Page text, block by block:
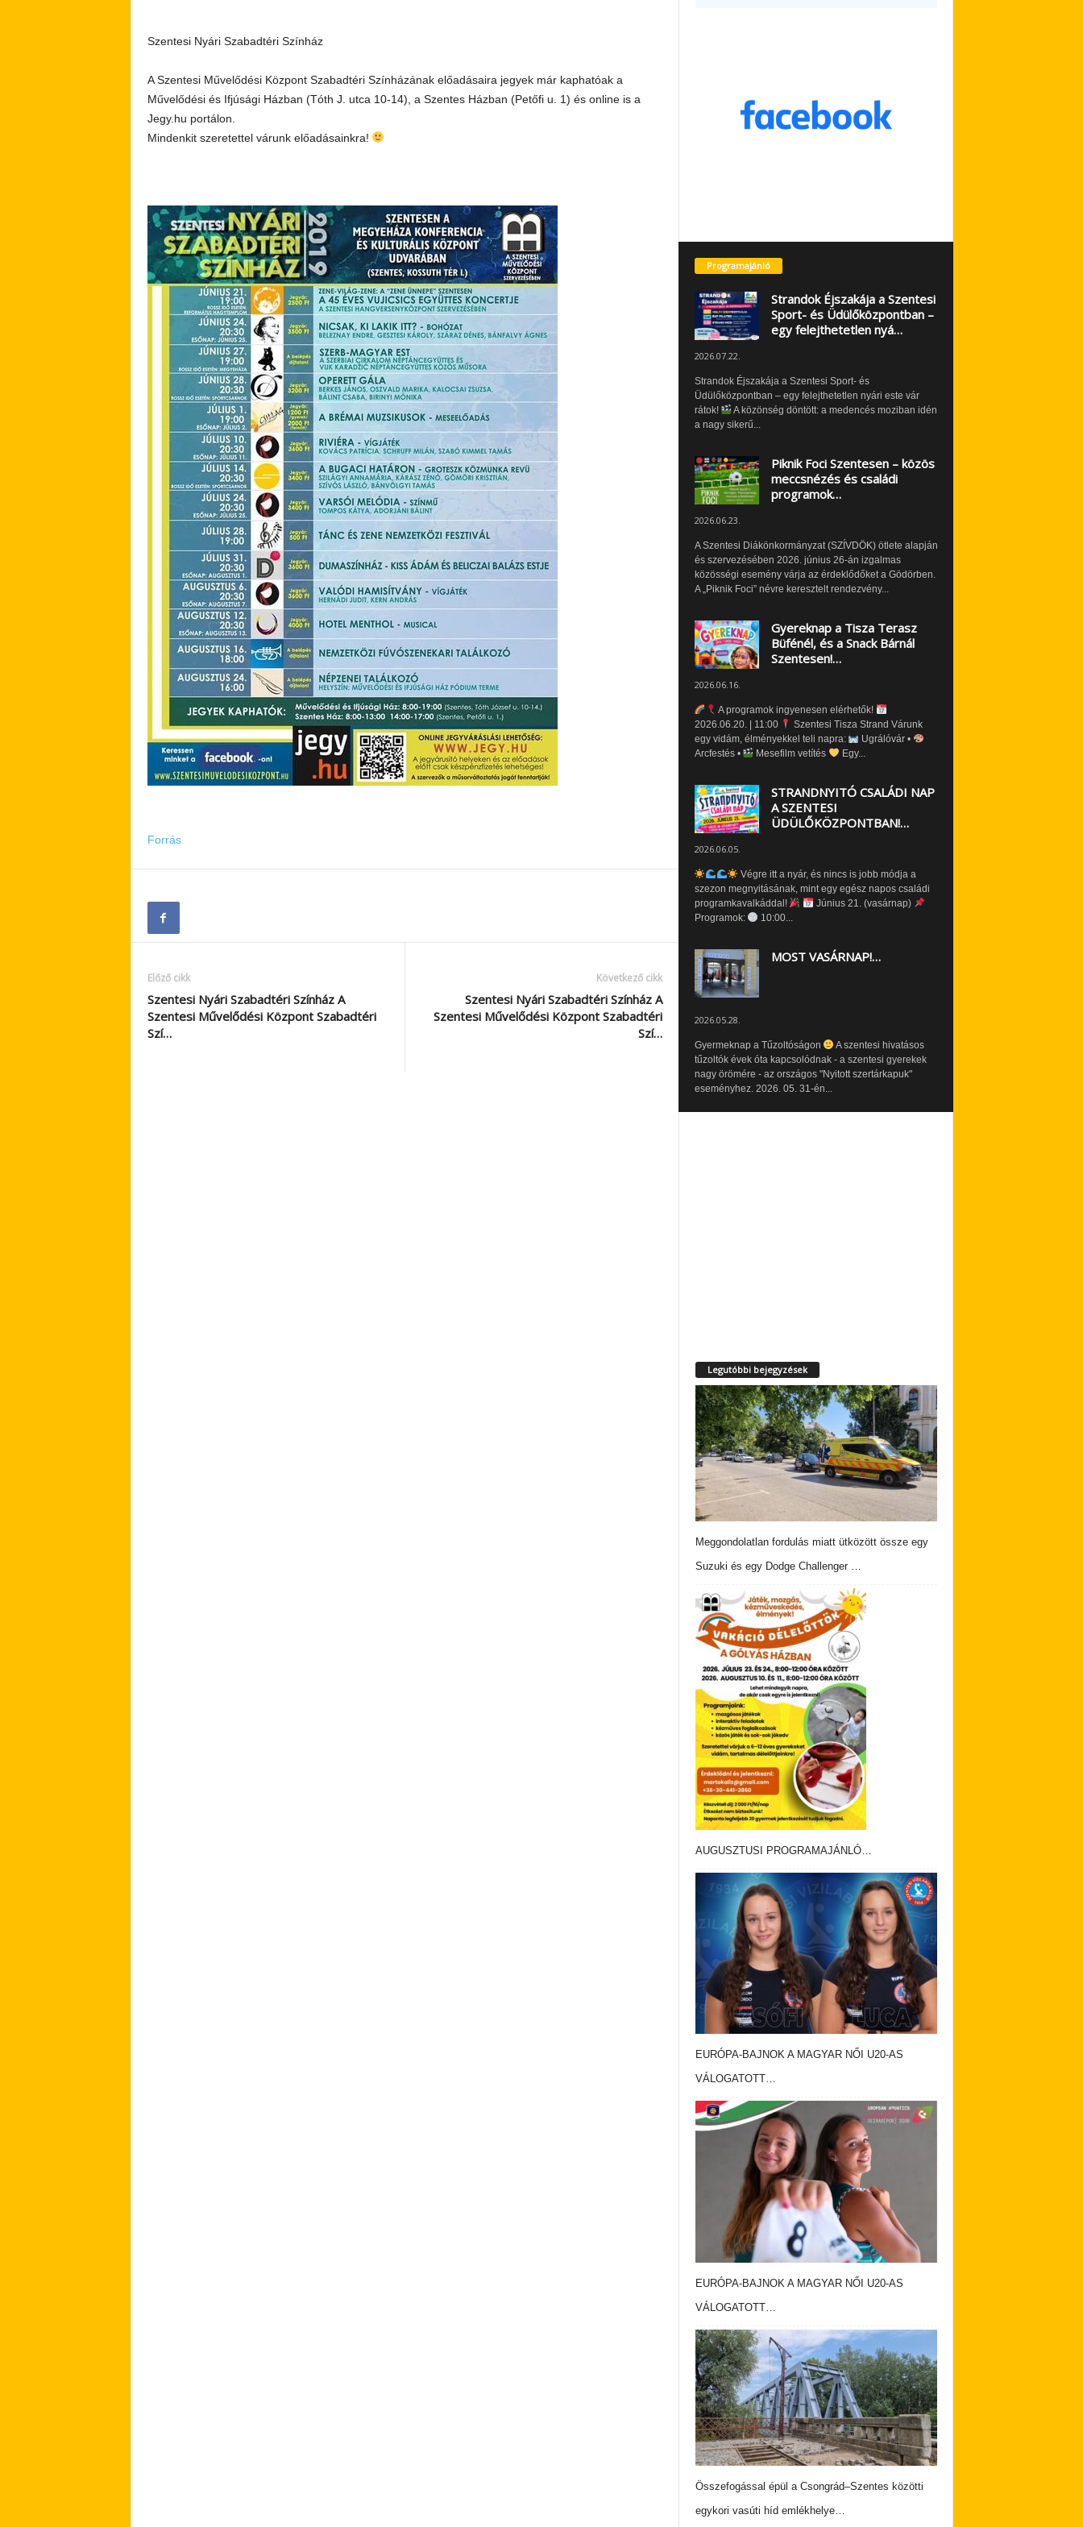
Szentesi Nyári Szabadtéri Színház
A Szentesi Művelődési Központ Szabadtéri Színházának előadásaira jegyek már kaphatóak a
Művelődési és Ifjúsági Házban (Tóth J. utca 10-14), a Szentes Házban (Petőfi u. 1) és online is a
Jegy.hu portálon.
Mindenkit szeretettel várunk előadásainkra!
Forrás
Előző cikk
Szentesi Nyári Szabadtéri Színház A
Szentesi Művelődési Központ Szabadtéri
Szí…
Következő cikk
Szentesi Nyári Szabadtéri Színház A
Szentesi Művelődési Központ Szabadtéri
Szí…
Programajánló
Strandok Éjszakája a Szentesi
Sport- és Üdülőközpontban –
egy felejthetetlen nyá…
2026.07.22.
Strandok Éjszakája a Szentesi Sport- és
Üdülőközpontban – egy felejthetetlen nyári este vár
rátok!
A közönség döntött: a medencés moziban idén
a nagy sikerű...
Piknik Foci Szentesen – közös
meccsnézés és családi
programok…
2026.06.23.
A Szentesi Diákönkormányzat (SZÍVDÖK) ötlete alapján
és szervezésében 2026. június 26-án izgalmas
közösségi esemény várja az érdeklődőket a Gödörben.
A „Piknik Foci” névre keresztelt rendezvény...
Gyereknap a Tisza Terasz
Büfénél, és a Snack Bárnál
Szentesen!…
2026.06.16.
A programok ingyenesen elérhetők!
2026.06.20. | 11:00
Szentesi Tisza Strand Várunk
egy vidám, élményekkel teli napra:
Ugrálóvár •
Arcfestés •
Mesefilm vetítés Egy...
STRANDNYITÓ CSALÁDI NAP
A SZENTESI
ÜDÜLŐKÖZPONTBAN!…
2026.06.05.
Végre itt a nyár, és nincs is jobb módja a
szezon megnyitásának, mint egy egész napos családi
programkavalkáddal!
Június 21. (vasárnap)
Programok:
10:00...
MOST VASÁRNAP!…
2026.05.28.
Gyermeknap a Tűzoltóságon
A szentesi hivatásos
tűzoltók évek óta kapcsolódnak - a szentesi gyerekek
nagy örömére - az országos "Nyitott szertárkapuk"
eseményhez. 2026. 05. 31-én...
Legutóbbi bejegyzések
Meggondolatlan fordulás miatt ütközött össze egy
Suzuki és egy Dodge Challenger …
AUGUSZTUSI PROGRAMAJÁNLÓ…
EURÓPA-BAJNOK A MAGYAR NŐI U20-AS
VÁLOGATOTT…
EURÓPA-BAJNOK A MAGYAR NŐI U20-AS
VÁLOGATOTT…
Összefogással épül a Csongrád–Szentes közötti
egykori vasúti híd emlékhelye…